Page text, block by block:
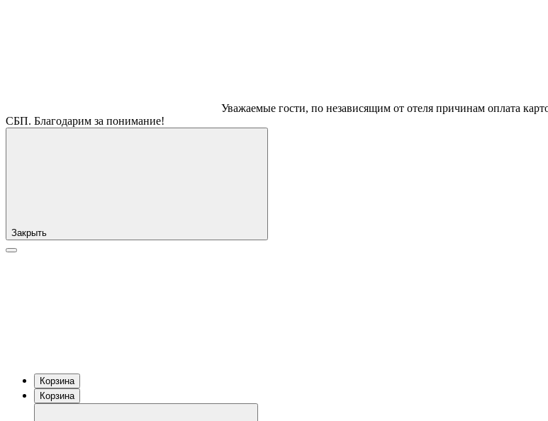
Уважаемые гости, по независящим от отеля причинам оплата
СБП. Благодарим за понимание!
Закрыть
Корзина
Корзина